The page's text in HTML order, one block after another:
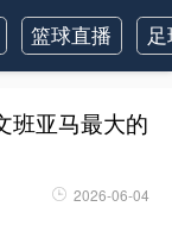
篮球直播
班亚马最大的
2026-06-04